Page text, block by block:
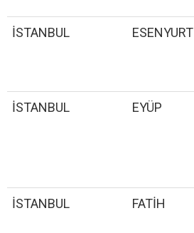
İSTANBUL ESENYURT
İSTANBUL EYÜP
İSTANBUL FATİH